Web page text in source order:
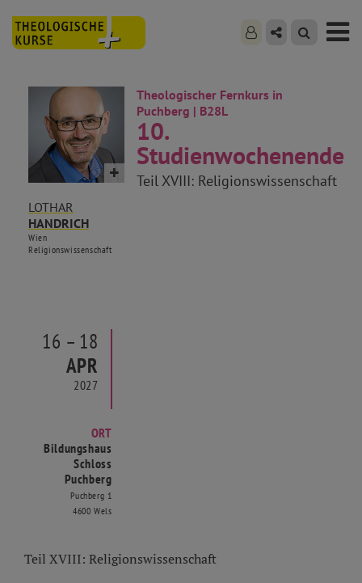
LOTHAR
HANDRICH
Wien
Religionswissenschaft
Theologischer Fernkurs in
Puchberg | B28L
10.
Studienwochenende
Teil XVIII: Religionswissenschaft
16 – 18
APR
2027
ORT
Bildungshaus
Schloss
Puchberg
Puchberg 1
4600 Wels
Teil XVIII: Religionswissenschaft